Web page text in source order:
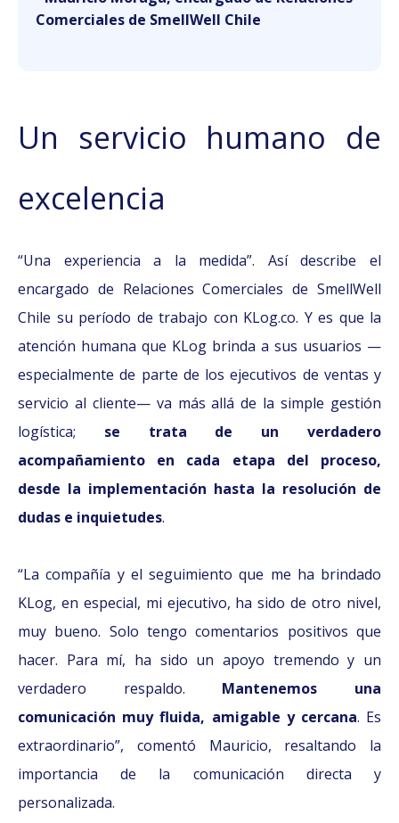
Comerciales de SmellWell Chile
Un servicio humano de
excelencia
“Una experiencia a la medida”. Así describe el
encargado de Relaciones Comerciales de SmellWell
Chile su período de trabajo con KLog.co. Y es que la
atención humana que KLog brinda a sus usuarios —
especialmente de parte de los ejecutivos de ventas y
servicio al cliente— va más allá de la simple gestión
logística; se trata de un verdadero
acompañamiento en cada etapa del proceso,
desde la implementación hasta la resolución de
dudas e inquietudes.
“La compañía y el seguimiento que me ha brindado
KLog, en especial, mi ejecutivo, ha sido de otro nivel,
muy bueno. Solo tengo comentarios positivos que
hacer. Para mí, ha sido un apoyo tremendo y un
verdadero respaldo. Mantenemos una
comunicación muy fluida, amigable y cercana. Es
extraordinario”, comentó Mauricio, resaltando la
importancia de la comunicación directa y
personalizada.